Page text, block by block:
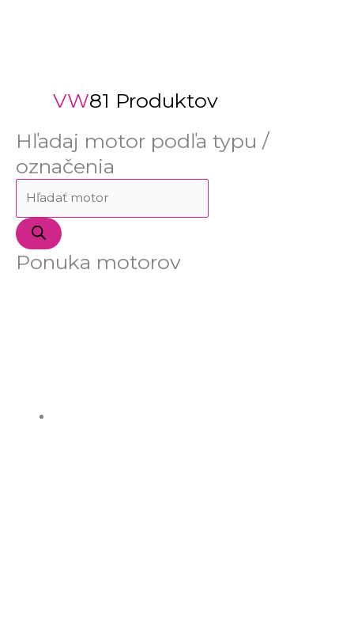
VW81 Produktov
Hľadaj motor podľa typu /
označenia
Ponuka motorov